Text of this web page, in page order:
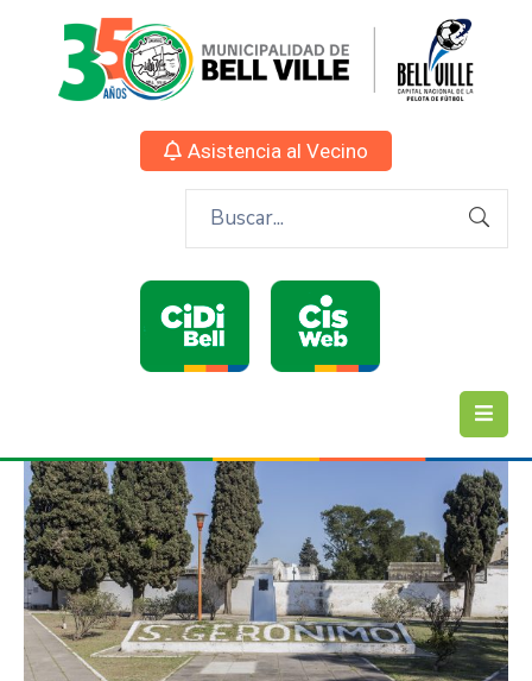
Asistencia al Vecino